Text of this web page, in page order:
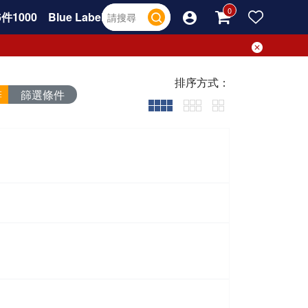
1000
Blue Label
篩選條件
排序方式：